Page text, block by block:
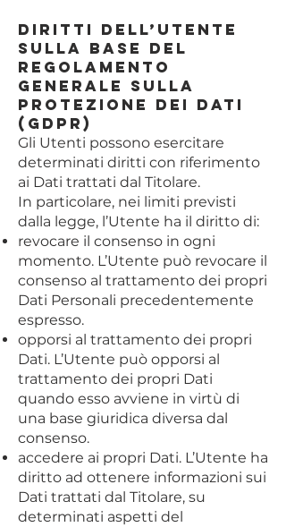
Diritti dell’Utente
sulla base del
Regolamento
Generale sulla
Protezione dei Dati
(GDPR)
Gli Utenti possono esercitare
determinati diritti con riferimento
ai Dati trattati dal Titolare.
In particolare, nei limiti previsti
dalla legge, l’Utente ha il diritto di:
revocare il consenso in ogni
momento. L’Utente può revocare il
consenso al trattamento dei propri
Dati Personali precedentemente
espresso.
opporsi al trattamento dei propri
Dati. L’Utente può opporsi al
trattamento dei propri Dati
quando esso avviene in virtù di
una base giuridica diversa dal
consenso.
accedere ai propri Dati. L’Utente ha
diritto ad ottenere informazioni sui
Dati trattati dal Titolare, su
determinati aspetti del